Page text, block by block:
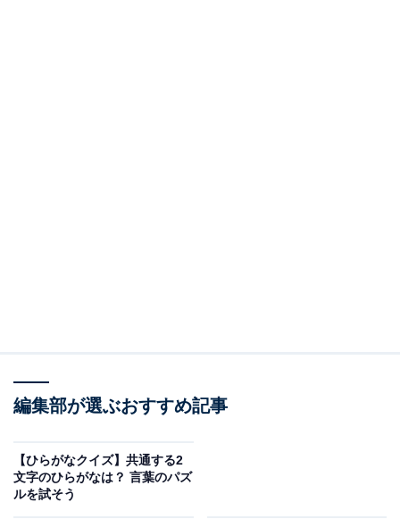
めらかさやざらざらした風合い。そして、飲み会の翌日
になって頭痛や吐き気に悩まされる状態を思い浮かべて
編集部が選ぶおすすめ記事
【ひらがなクイズ】共通する2
文字のひらがなは？ 言葉のパズ
ルを試そう